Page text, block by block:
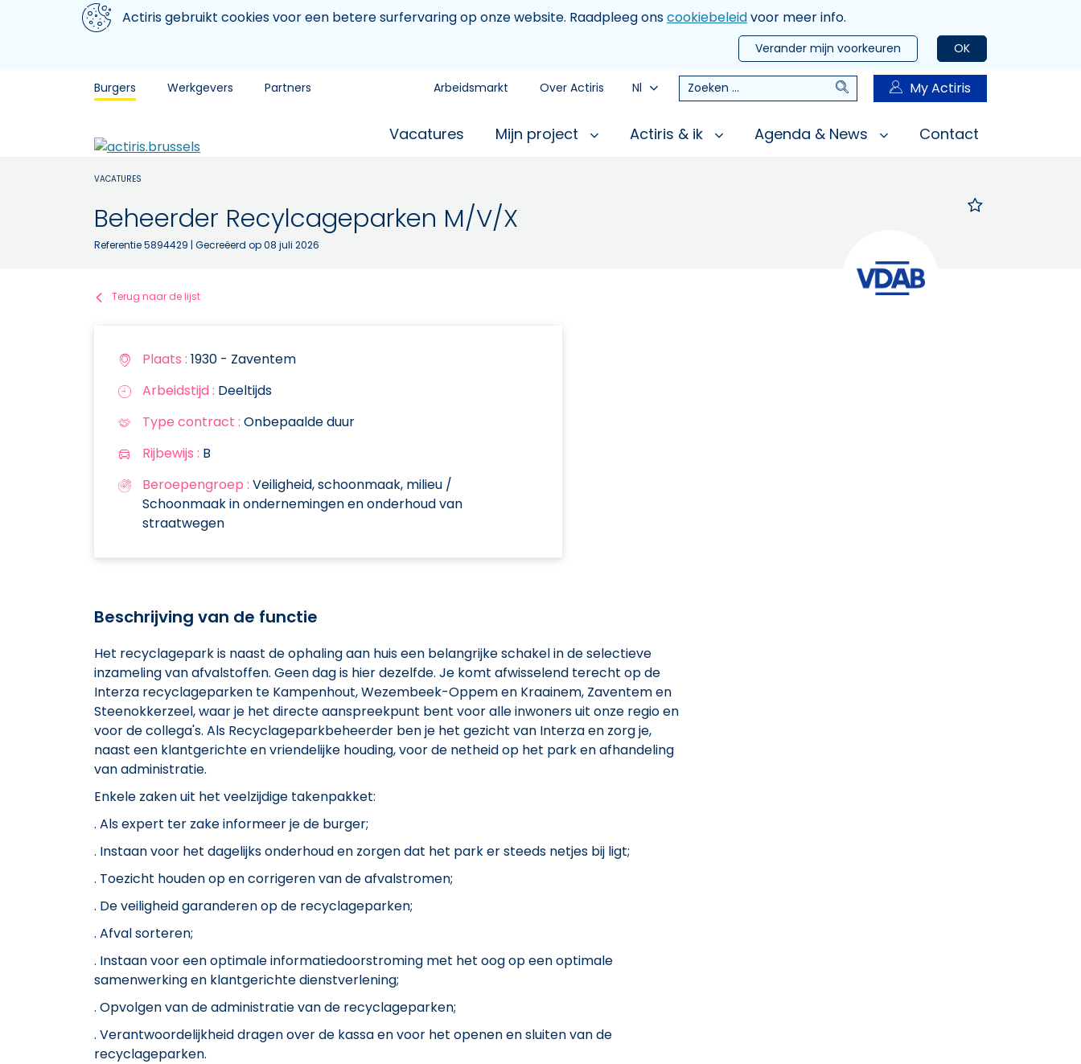
Aller au contenu principal
We gebruiken cookiesActiris gebruikt cookies voor een betere surfervaring op onze website. Raadpleeg onscookiebeleidvoor meer info.
OK
Verander mijn voorkeuren
Burgers Werkgevers Partners Arbeidsmarkt Over Actiris Nl Zoeken Zoeken My Actiris
Vacatures Mijn project Actiris & ik Agenda & News Contact
VACATURES
Beheerder Recylcageparken M/V/X
Referentie 5894429 | Gecreëerd op 08 juli 2026
Terug naar de lijst
Plaats : 1930 - Zaventem
Arbeidstijd : Deeltijds
Type contract : Onbepaalde duur
Rijbewijs : B
Beroepengroep : Veiligheid, schoonmaak, milieu /
Schoonmaak in ondernemingen en onderhoud van
straatwegen
Beschrijving van de functie
Het recyclagepark is naast de ophaling aan huis een belangrijke schakel in de selectieve
inzameling van afvalstoffen. Geen dag is hier dezelfde. Je komt afwisselend terecht op de
Interza recyclageparken te Kampenhout, Wezembeek-Oppem en Kraainem, Zaventem en
Steenokkerzeel, waar je het directe aanspreekpunt bent voor alle inwoners uit onze regio en
voor de collega's. Als Recyclageparkbeheerder ben je het gezicht van Interza en zorg je,
naast een klantgerichte en vriendelijke houding, voor de netheid op het park en afhandeling
van administratie.
Enkele zaken uit het veelzijdige takenpakket:
. Als expert ter zake informeer je de burger;
. Instaan voor het dagelijks onderhoud en zorgen dat het park er steeds netjes bij ligt;
. Toezicht houden op en corrigeren van de afvalstromen;
. De veiligheid garanderen op de recyclageparken;
. Afval sorteren;
. Instaan voor een optimale informatiedoorstroming met het oog op een optimale
samenwerking en klantgerichte dienstverlening;
. Opvolgen van de administratie van de recyclageparken;
. Verantwoordelijkheid dragen over de kassa en voor het openen en sluiten van de
recyclageparken.